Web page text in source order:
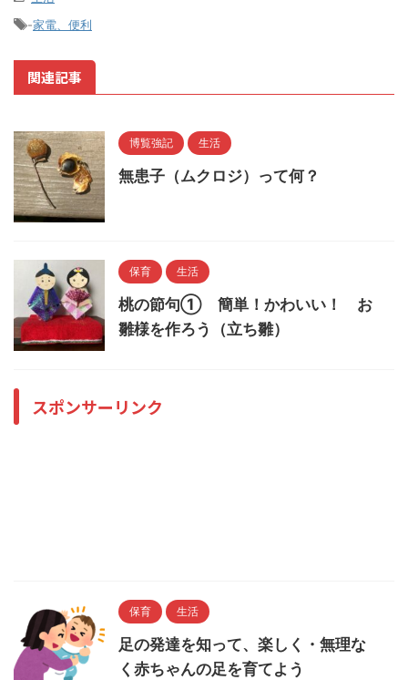
-家電、便利
関連記事
博覧強記 生活
無患子（ムクロジ）って何？
保育 生活
桃の節句① 簡単！かわいい！ お
雛様を作ろう（立ち雛）
スポンサーリンク
保育 生活
足の発達を知って、楽しく・無理な
く赤ちゃんの足を育てよう